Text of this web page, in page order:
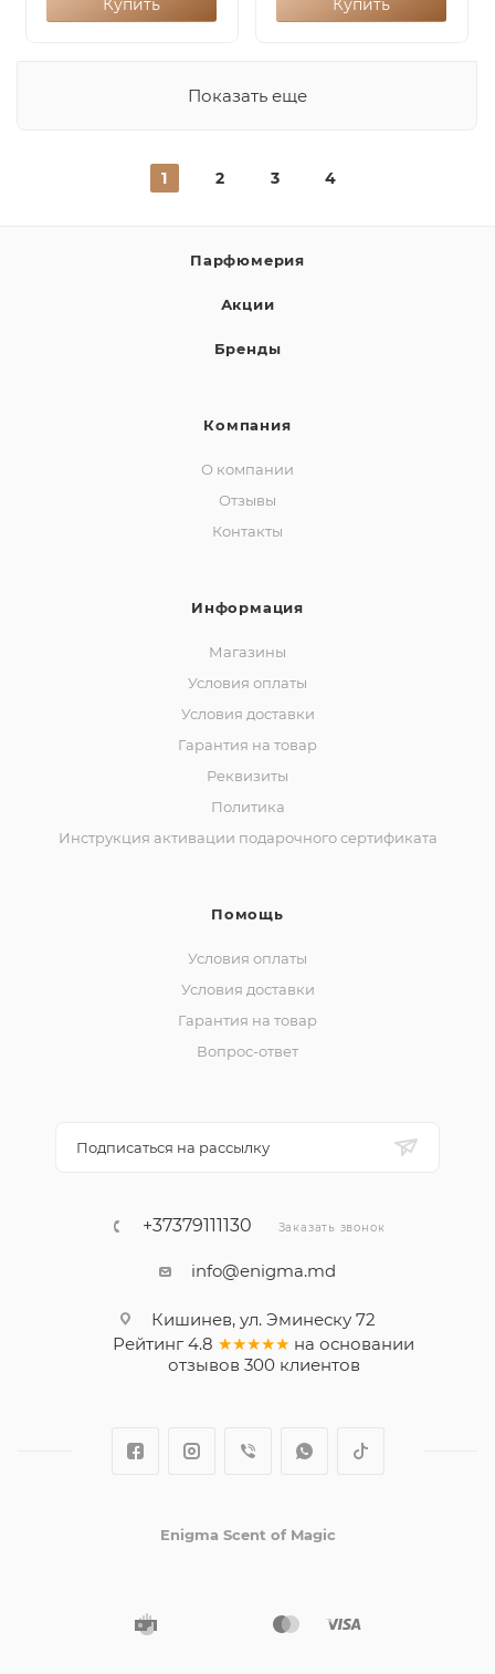
Купить Купить
Показать еще
1 2 3 4
Парфюмерия
Акции
Бренды
Компания
О компании
Отзывы
Контакты
Информация
Магазины
Условия оплаты
Условия доставки
Гарантия на товар
Реквизиты
Политика
Инструкция активации подарочного сертификата
Помощь
Условия оплаты
Условия доставки
Гарантия на товар
Вопрос-ответ
Подписаться на рассылку
+37379111130 Заказать звонок
info@enigma.md
Кишинев, ул. Эминеску 72
Рейтинг 4.8 ★★★★★ на основании
отзывов 300клиентов
Enigma Scent of Magic